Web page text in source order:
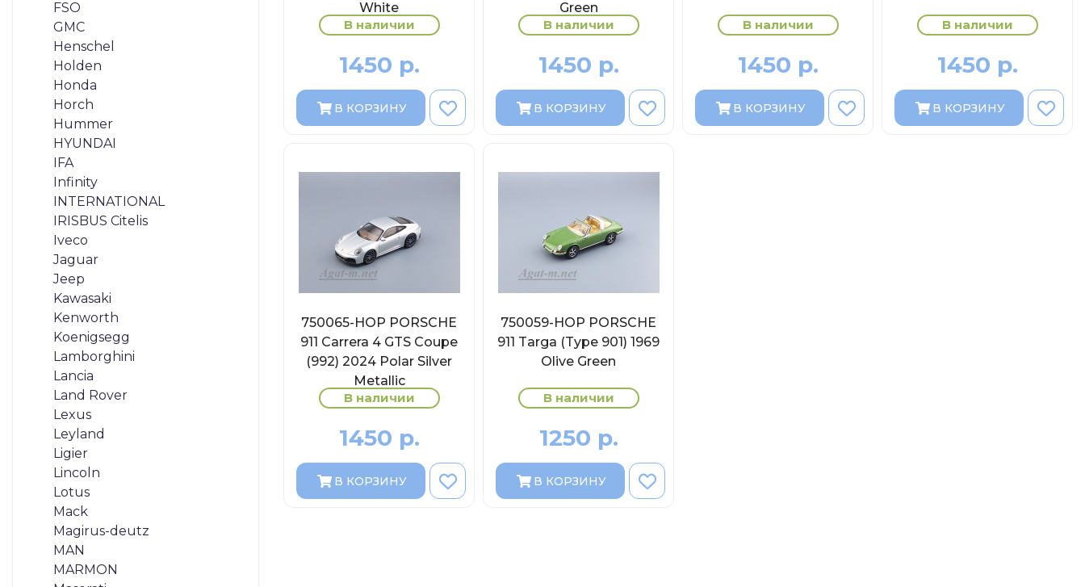
FSO
GMC
Henschel
Holden
Honda
Horch
Hummer
HYUNDAI
IFA
Infinity
INTERNATIONAL
IRISBUS Citelis
Iveco
Jaguar
Jeep
Kawasaki
Kenworth
Koenigsegg
Lamborghini
Lancia
Land Rover
Lexus
Leyland
Ligier
Lincoln
Lotus
Mack
Magirus-deutz
MAN
MARMON
White
В наличии
1450 р.
В КОРЗИНУ
Green
В наличии
1450 р.
В КОРЗИНУ
В наличии
1450 р.
В КОРЗИНУ
В наличии
1450 р.
В КОРЗИНУ
750065-НОР PORSCHE
911 Carrera 4 GTS Coupe
(992) 2024 Polar Silver
Metallic
В наличии
1450 р.
В КОРЗИНУ
750059-НОР PORSCHE
911 Targa (Type 901) 1969
Olive Green
В наличии
1250 р.
В КОРЗИНУ